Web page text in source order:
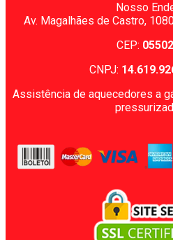
Nosso
Av. Magalhães de Castro,
CEP:
CNPJ:
Assistência de aquecedores a